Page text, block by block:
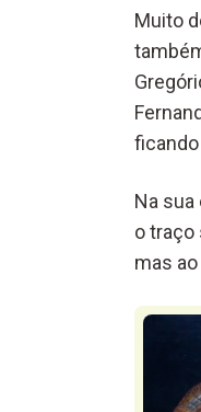
Muito
Na
o traço
mas